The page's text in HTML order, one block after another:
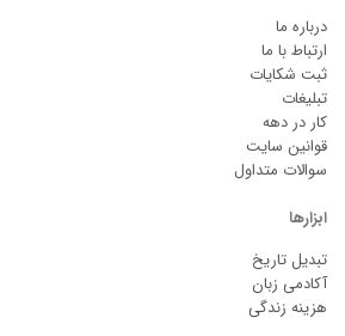
درباره ما
ارتباط با ما
ثبت شکایات
تبلیغات
کار در دهه
قوانین سایت
سوالات متداول
ابزارها
تبدیل تاریخ
آکادمی زبان
هزینه زندگی